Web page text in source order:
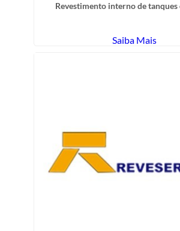
Revestimento interno de tanques
Saiba Mais